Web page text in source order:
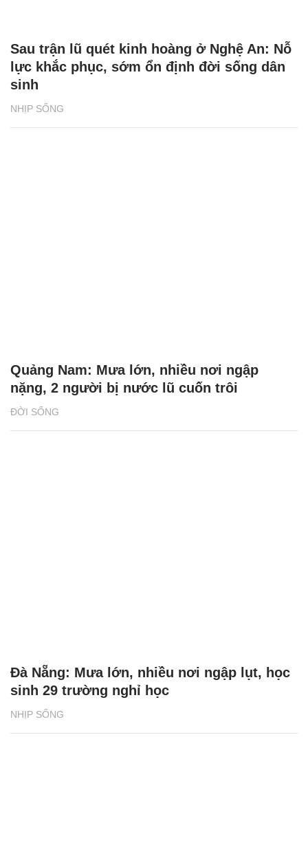
NHỊP SỐNG
Sau trận lũ quét kinh hoàng ở Nghệ An: Nỗ
lực khắc phục, sớm ổn định đời sống dân
sinh
ĐỜI SỐNG
Quảng Nam: Mưa lớn, nhiều nơi ngập
nặng, 2 người bị nước lũ cuốn trôi
NHỊP SỐNG
Đà Nẵng: Mưa lớn, nhiều nơi ngập lụt, học
sinh 29 trường nghỉ học